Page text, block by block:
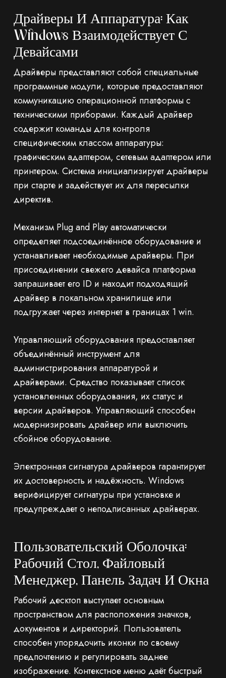
Драйверы И Аппаратура: Как
Windows Взаимодействует С
Девайсами
Драйверы представляют собой специальные
программные модули, которые предоставляют
коммуникацию операционной платформы с
техническими приборами. Каждый драйвер
содержит команды для контроля
специфическим классом аппаратуры:
графическим адаптером, сетевым адаптером или
принтером. Система инициализирует драйверы
при старте и задействует их для пересылки
директив.
Механизм Plug and Play автоматически
определяет подсоединённое оборудование и
устанавливает необходимые драйверы. При
присоединении свежего девайса платформа
запрашивает его ID и находит подходящий
драйвер в локальном хранилище или
подгружает через интернет в границах 1 win.
Управляющий оборудования предоставляет
объединённый инструмент для
администрирования аппаратурой и
драйверами. Средство показывает список
установленных оборудования, их статус и
версии драйверов. Управляющий способен
модернизировать драйвер или выключить
сбойное оборудование.
Электронная сигнатура драйверов гарантирует
их достоверность и надёжность. Windows
верифицирует сигнатуры при установке и
предупреждает о неподписанных драйверах.
Пользовательский Оболочка:
Рабочий Стол, Файловый
Менеджер, Панель Задач И Окна
Рабочий десктоп выступает основным
пространством для расположения значков,
документов и директорий. Пользователь
способен упорядочить иконки по своему
предпочтению и регулировать заднее
изображение. Контекстное меню даёт быстрый